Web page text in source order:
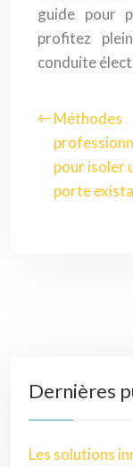
guide pour
profitez
conduite
Méthodes
pour isoler
porte
Dernières
Les solutions